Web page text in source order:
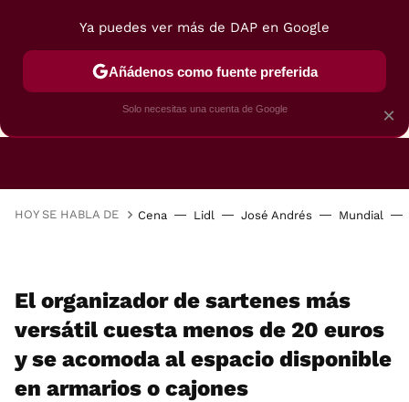
FREIDORAS DE AIRE GUÍAS DE
HOY SE HABLA DE Cena Lidl José Andrés Mundial
El organizador de sartenes más
versátil cuesta menos de 20 euros
y se acomoda al espacio disponible
en armarios o cajones
×
Ya puedes ver más de DAP en Google
Añádenos como fuente preferida
Solo necesitas una cuenta de Google